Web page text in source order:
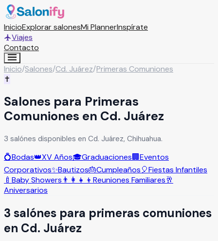
InicioExplorar salonesMi PlannerInspírate
Viajes
Contacto
Inicio/Salones/Cd. Juárez/Primeras Comuniones
✝️
Salones para Primeras
Comuniones en Cd. Juárez
3 salónes disponibles en Cd. Juárez, Chihuahua.
💍Bodas👑XV Años🎓Graduaciones🏢Eventos
Corporativos✨Bautizos🎂Cumpleaños🎈Fiestas Infantiles
🍼 Baby Showers 👨‍👩‍👧‍👦 Reuniones Familiares🥂
Aniversarios
3 salónes para primeras comuniones
en Cd. Juárez